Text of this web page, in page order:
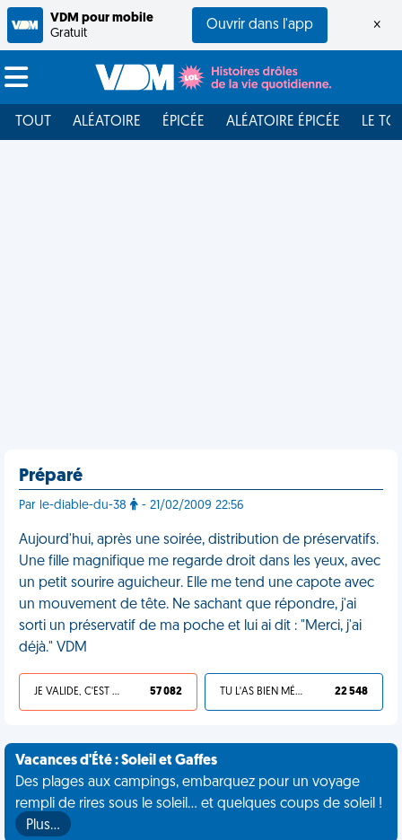
VDM pour mobile
Gratuit
Ouvrir dans l'app ×
TOUT ALÉATOIRE ÉPICÉE ALÉATOIRE ÉPICÉE LE
Préparé
Par le-diable-du-38 - 21/02/2009 22:56
Aujourd'hui, après une soirée, distribution de préservatifs.
Une fille magnifique me regarde droit dans les yeux, avec
un petit sourire aguicheur. Elle me tend une capote avec
un mouvement de tête. Ne sachant que répondre, j'ai
sorti un préservatif de ma poche et lui ai dit : "Merci, j'ai
déjà." VDM
JE VALIDE, C'EST UNE VDM 57 082 TU L'AS BIEN MÉRITÉ 22 548
Vacances d'Été : Soleil et Gaffes
Des plages aux campings, embarquez pour un voyage
rempli de rires sous le soleil... et quelques coups de soleil !
Plus…